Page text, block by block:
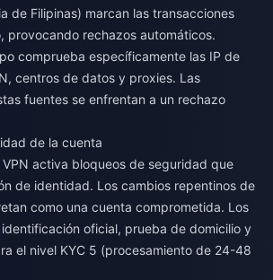
de Filipinas) marcan las transacciones
provocando rechazos automáticos.
comprueba específicamente las IP de
centros de datos y proxies. Las
fuentes se enfrentan a un rechazo
de la cuenta
activa bloqueos de seguridad que
de identidad. Los cambios repentinos de
como una cuenta comprometida. Los
oficial, prueba de domicilio y
el nivel KYC 5 (procesamiento de 24-48